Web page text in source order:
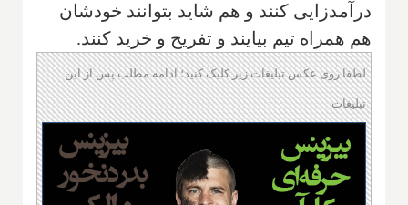
درآمد‌زایی کنند و هم شاید بتوانند خودشان
هم همراه تیم بیایند و تفریح و خرید کنند‌.
لطفا روی عکس تبلیغات زیر کلیک کنید؛ ادامه مطلب پس از این
تبلیغات